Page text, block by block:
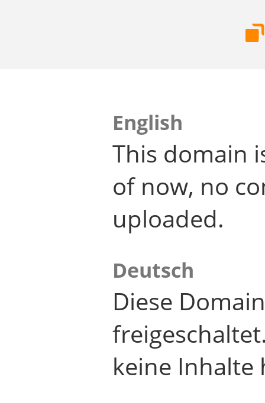
English
This domain
of now, no
uploaded.
Deutsch
Diese
keine Inhalte